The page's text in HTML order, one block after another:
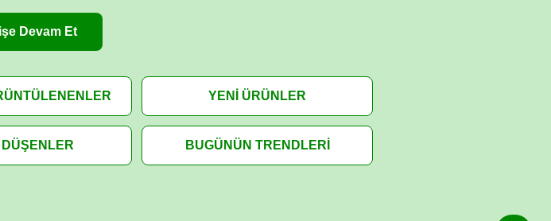
Devam Et
YENİ ÜRÜNLER
DÜŞENLER BUGÜNÜN TRENDLERİ